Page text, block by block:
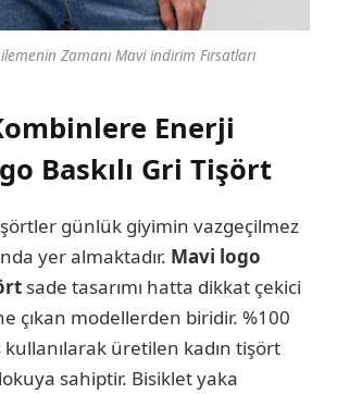
Zamanı Mavi indirim Fırsatları
Enerji
Baskılı Gri Tişört
günlük giyimin vazgeçilmez
yer almaktadır. Mavi logo
sade tasarımı hatta dikkat çekici
çıkan modellerden biridir. %100
üretilen kadın tişört
sahiptir. Bisiklet yaka